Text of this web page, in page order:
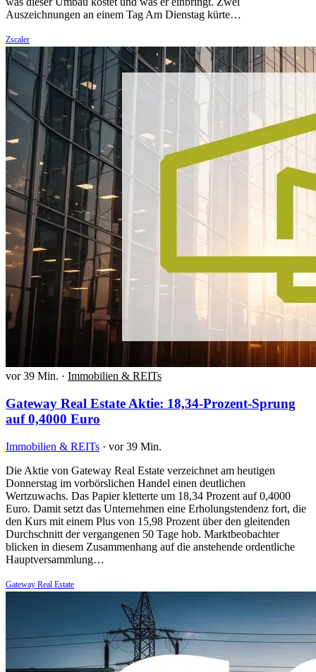
Auszeichnungen an einem Tag Am Dienstag kürte…
Zscaler
vor 39 Min. · Immobilien & REITs
Gateway Real Estate Aktie: 18,34-Prozent-Sprung
auf 0,4000 Euro
Immobilien & REITs · vor 39 Min.
Die Aktie von Gateway Real Estate verzeichnet am heutigen
Donnerstag im vorbörslichen Handel einen deutlichen
Wertzuwachs. Das Papier kletterte um 18,34 Prozent auf 0,4000
Euro. Damit setzt das Unternehmen eine Erholungstendenz fort, die
den Kurs mit einem Plus von 15,98 Prozent über den gleitenden
Durchschnitt der vergangenen 50 Tage hob. Marktbeobachter
blicken in diesem Zusammenhang auf die anstehende ordentliche
Hauptversammlung…
Gateway Real Estate